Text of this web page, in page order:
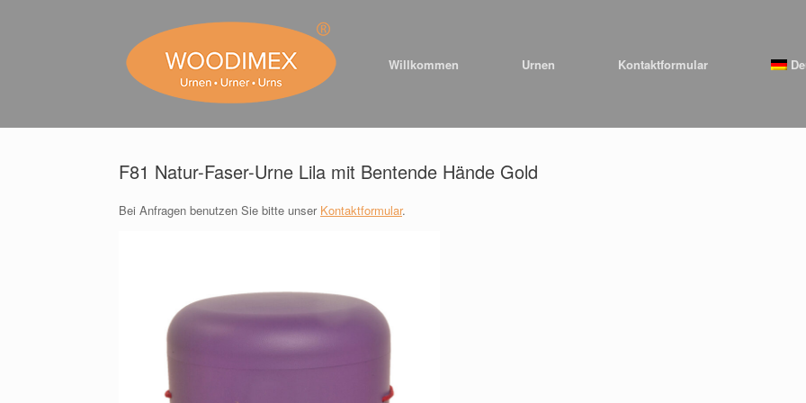
Willkommen
Urnen Kontaktformular
F81 Natur-Faser-Urne Lila mit Bentende Hände Gold
Bei Anfragen benutzen Sie bitte unser Kontaktformular.